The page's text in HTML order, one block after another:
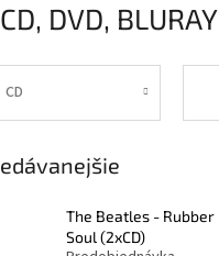
DVD, BLURAY
CD
The Beatles - Rubber
Soul (2xCD)